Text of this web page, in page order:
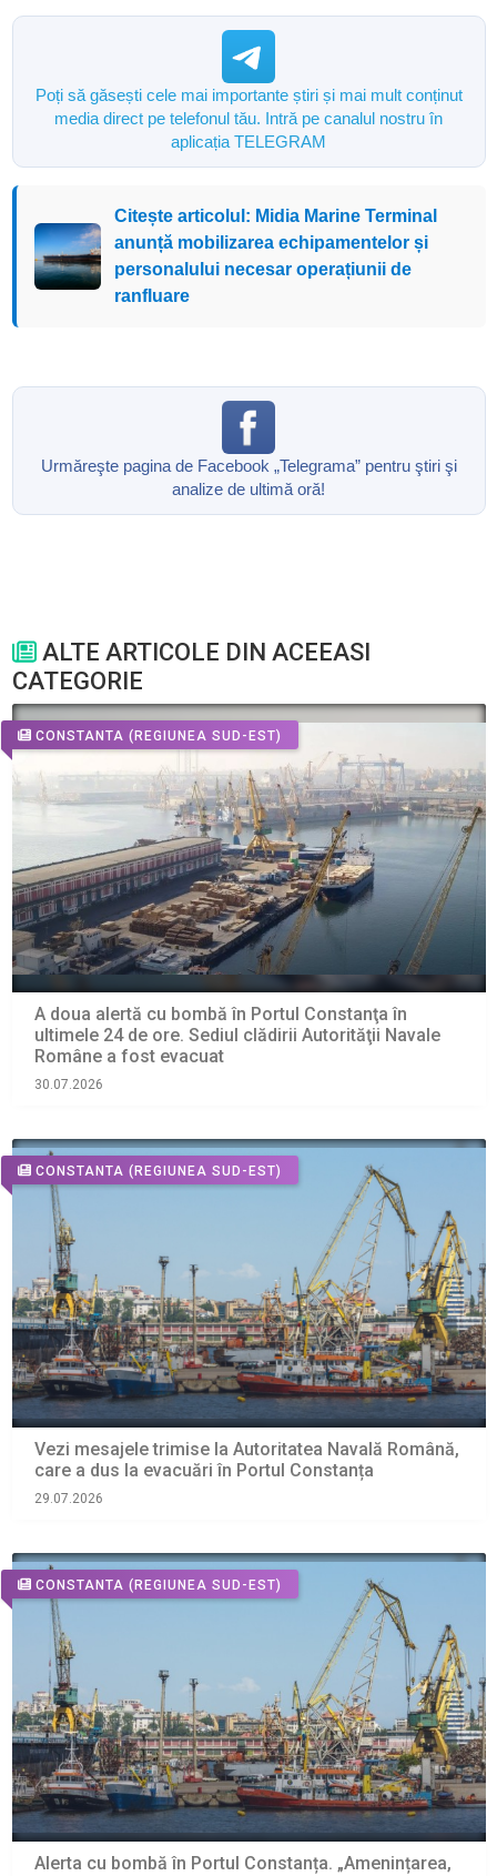
Poți să găsești cele mai importante știri și mai mult conținut
media direct pe telefonul tău. Intră pe canalul nostru în
aplicația TELEGRAM
Citește articolul: Midia Marine Terminal
anunță mobilizarea echipamentelor și
personalului necesar operațiunii de
ranfluare
Urmăreşte pagina de Facebook „Telegrama” pentru ştiri şi
analize de ultimă oră!
ALTE ARTICOLE DIN ACEEASI
CATEGORIE
CONSTANTA (REGIUNEA SUD-EST)
A doua alertă cu bombă în Portul Constanţa în
ultimele 24 de ore. Sediul clădirii Autorităţii Navale
Române a fost evacuat
30.07.2026
CONSTANTA (REGIUNEA SUD-EST)
Vezi mesajele trimise la Autoritatea Navală Română,
care a dus la evacuări în Portul Constanța
29.07.2026
CONSTANTA (REGIUNEA SUD-EST)
Alerta cu bombă în Portul Constanța. „Amenințarea,